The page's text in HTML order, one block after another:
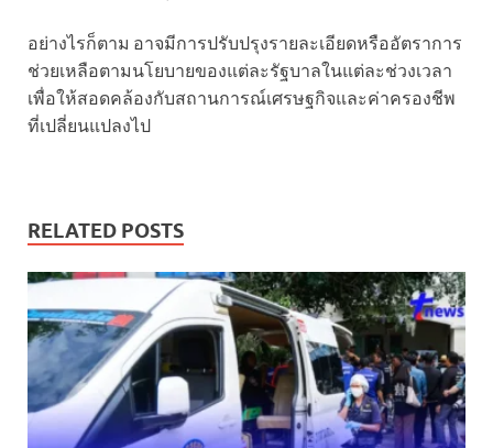
อย่างไรก็ตาม อาจมีการปรับปรุงรายละเอียดหรืออัตราการ
ช่วยเหลือตามนโยบายของแต่ละรัฐบาลในแต่ละช่วงเวลา
เพื่อให้สอดคล้องกับสถานการณ์เศรษฐกิจและค่าครองชีพ
ที่เปลี่ยนแปลงไป
RELATED POSTS